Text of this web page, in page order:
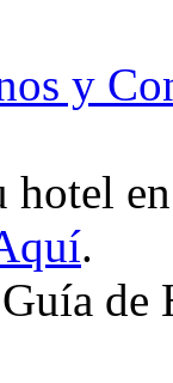
y
hotel
.